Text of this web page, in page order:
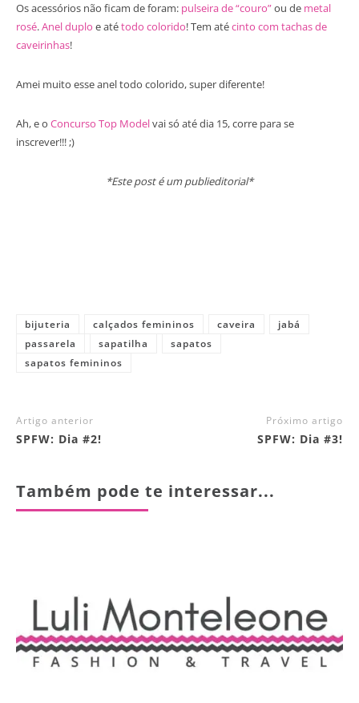
Os acessórios não ficam de foram: pulseira de “couro”ou de metal
rosé.Anel duplo e atétodo colorido! Tem atécinto com tachas de
caveirinhas!
Amei muito esse anel todo colorido, super diferente!
Ah, e o Concurso Top Modelvai só até dia 15, corre para se
inscrever!!! ;)
*Este post é um publieditorial*
bijuteria calçados femininos caveira
jabá
passarela
sapatilha
sapatos
sapatos femininos
Artigo anterior
SPFW: Dia #2!
Próximo artigo
SPFW: Dia #3!
Também pode te interessar...